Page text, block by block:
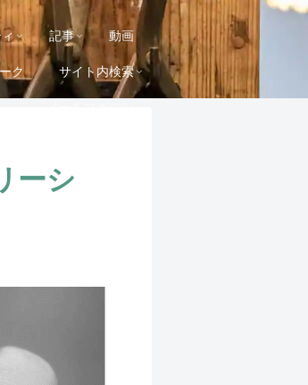
記事 動画
ク サイト内検索
ーシ